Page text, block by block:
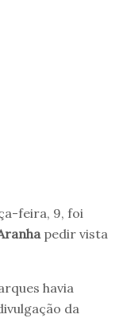
feira, 9, foi
pedir vista
havia
da